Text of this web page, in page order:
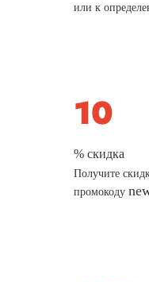
или к
% скидка
Получите
промокоду